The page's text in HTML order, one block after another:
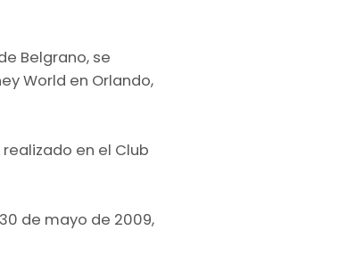
Belgrano, se
World en Orlando,
en el Club
de mayo de 2009,